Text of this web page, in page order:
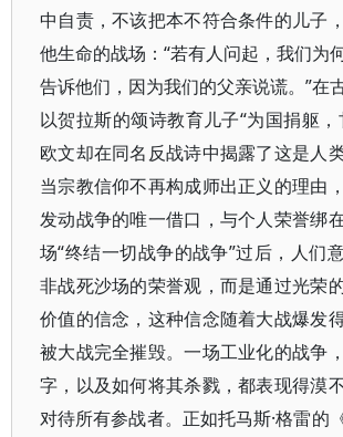
中自责，不该把本不符合条件的儿子
他生命的战场：“若有人问起，我们为
告诉他们，因为我们的父亲说谎。”在
以贺拉斯的颂诗教育儿子“为国捐躯，
欧文却在同名反战诗中揭露了这是人
当宗教信仰不再构成师出正义的理由
发动战争的唯一借口，与个人荣誉绑
场“终结一切战争的战争”过后，人们
非战死沙场的荣誉观，而是通过光荣
价值的信念，这种信念随着大战爆发
被大战完全摧毁。一场工业化的战争
字，以及如何将其杀戮，都表现得漠
对待所有参战者。正如托马斯·格雷的